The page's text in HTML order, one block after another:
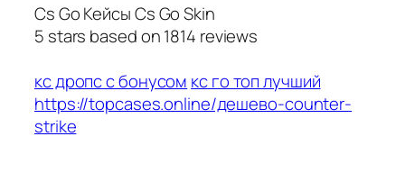
Cs Go Кейсы Cs Go Skin
5 stars based on1814 reviews
кс дропс с бонусом кс го топ лучший
https://topcases.online/дешево-counter-
strike